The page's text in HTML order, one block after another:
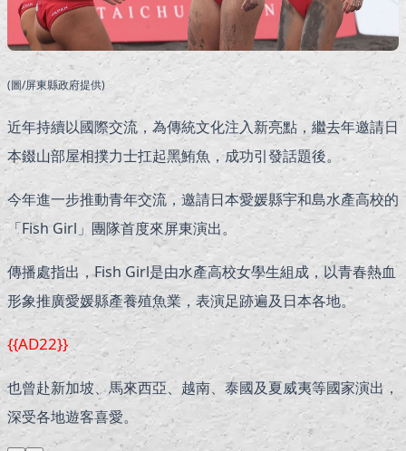
(圖/屏東縣政府提供)
近年持續以國際交流，為傳統文化注入新亮點，繼去年邀請日
本錣山部屋相撲力士扛起黑鮪魚，成功引發話題後。
今年進一步推動青年交流，邀請日本愛媛縣宇和島水產高校的
「Fish Girl」團隊首度來屏東演出。
傳播處指出，Fish Girl是由水產高校女學生組成，以青春熱血
形象推廣愛媛縣產養殖魚業，表演足跡遍及日本各地。
{{AD22}}
也曾赴新加坡、馬來西亞、越南、泰國及夏威夷等國家演出，
深受各地遊客喜愛。